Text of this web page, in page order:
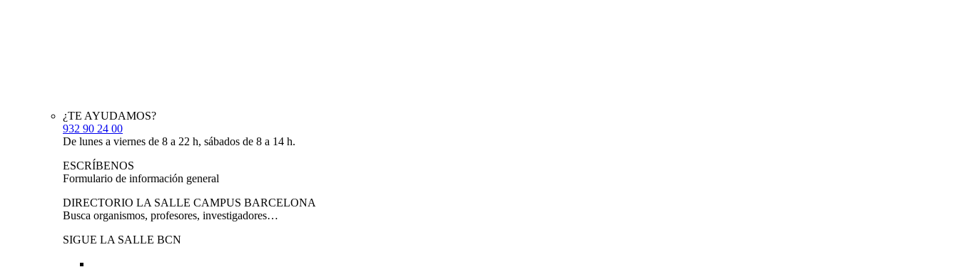
¿TE AYUDAMOS?
932 90 24 00
De lunes a viernes de 8 a 22 h, sábados de 8 a 14 h.
ESCRÍBENOS
Formulario de información general
DIRECTORIO LA SALLE CAMPUS BARCELONA
Busca organismos, profesores, investigadores…
SIGUE LA SALLE BCN